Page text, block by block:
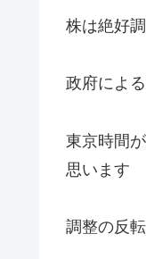
株は絶好
政府によ
東京時間
思います
調整の反